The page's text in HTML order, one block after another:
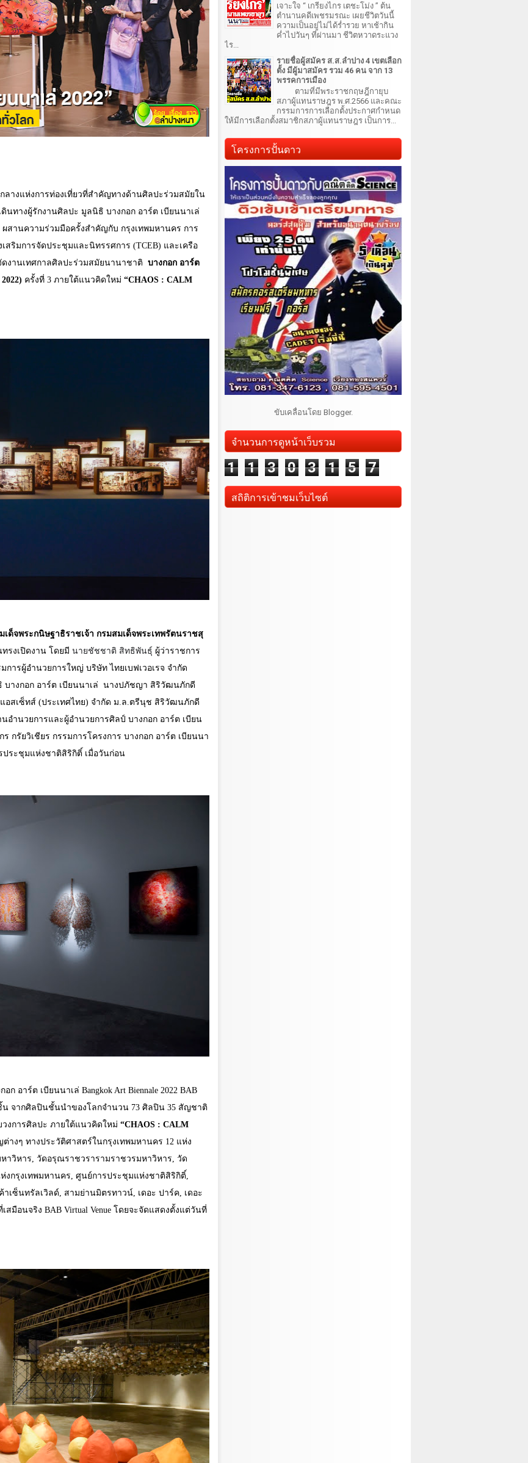
ลางแห่งการท่องเที่ยวที่สำคัญทางด้านศิลปะร่วมสมัยใน
ทางผู้รักงานศิลปะ มูลนิธิ บางกอก อาร์ต เบียนนาเล่
สานความร่วมมือครั้งสำคัญกับ กรุงเทพมหานคร การ
เสริมการจัดประชุมและนิทรรศการ (TCEB) และเครือ
งานเทศกาลศิลปะร่วมสมัยนานาชาติ บางกอก อาร์ต
ครั้งที่ 3 ภายใต้แนวคิดใหม่ “CHAOS : CALM
เด็จพระกนิษฐาธิราชเจ้า กรมสมเด็จพระเทพรัตนราชสุ
รงเปิดงาน โดยมี นายชัชชาติ สิทธิพันธุ์ ผู้ว่าราชการ
ารผู้อำนวยการใหญ่ บริษัท ไทยเบฟเวอเรจ จำกัด
างกอก อาร์ต เบียนนาเล่ นางปภัชญา สิริวัฒนภักดี
สเซ็ทส์ (ประเทศไทย) จำกัด ม.ล.ตรีนุช สิริวัฒนภักดี
ำนวยการและผู้อำนวยการศิลป์ บางกอก อาร์ต เบียน
กรัยวิเชียร กรรมการโครงการ บางกอก อาร์ต เบียนนา
ประชุมแห่งชาติสิริกิติ์ เมื่อวันก่อน
ก อาร์ต เบียนนาเล่ Bangkok Art Biennale 2022 BAB
น จากศิลปินชั้นนำของโลกจำนวน 73 ศิลปิน 35 สัญชาติ
งการศิลปะ ภายใต้แนวคิดใหม่ “CHAOS : CALM
างๆ ทางประวัติศาสตร์ในกรุงเทพมหานคร 12 แห่ง
าวิหาร, วัดอรุณราชวรารามราชวรมหาวิหาร, วัด
กรุงเทพมหานคร, ศูนย์การประชุมแห่งชาติสิริกิติ์,
ซ็นทรัลเวิลด์, สามย่านมิตรทาวน์, เดอะ ปาร์ค, เดอะ
สมือนจริง BAB Virtual Venue โดยจะจัดแสดงตั้งแต่วันที่
เจาะใจ “ เกรียงไกร เตชะโม่ง ” ต้น
ตำนานคดีเพชรมรณะ เผยชีวิตวันนี้
ความเป็นอยู่ไม่ได้ร่ำรวย หาเช้ากิน
ค่ำไปวันๆ ที่ผ่านมา ชีวิตหวาดระแวง
ไร...
รายชื่อผู้สมัคร ส.ส.ลำปาง 4 เขตเลือก
ตั้ง มีผู้มาสมัคร รวม 46 คน จาก 13
พรรคการเมือง
ตามที่มีพระราชกฤษฎีกายุบ
สภาผู้แทนราษฎร พ.ศ.2566 และคณะ
กรรมการการเลือกตั้งประกาศกำหนด
ให้มีการเลือกตั้งสมาชิกสภาผู้แทนราษฎร เป็นการ...
โครงการปั้นดาว
ขับเคลื่อนโดย Blogger.
จำนวนการดูหน้าเว็บรวม
1 1 3 0 3 1 5 7
สถิติการเข้าชมเว็บไซต์